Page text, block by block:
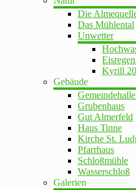
Die
Das Mühlental
Unwetter
Kyrill
Gebäude
Grubenhaus
Gut Almerfeld
Haus Tinne
Kirche St.
Pfarrhaus
Schloßmühle
Wasserschloß
Galerien